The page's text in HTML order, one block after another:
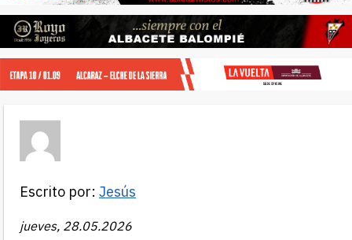
Escrito por: Jesús
jueves, 28.05.2026